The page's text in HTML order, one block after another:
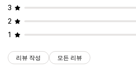
3
2
1
리뷰 작성 모든 리뷰